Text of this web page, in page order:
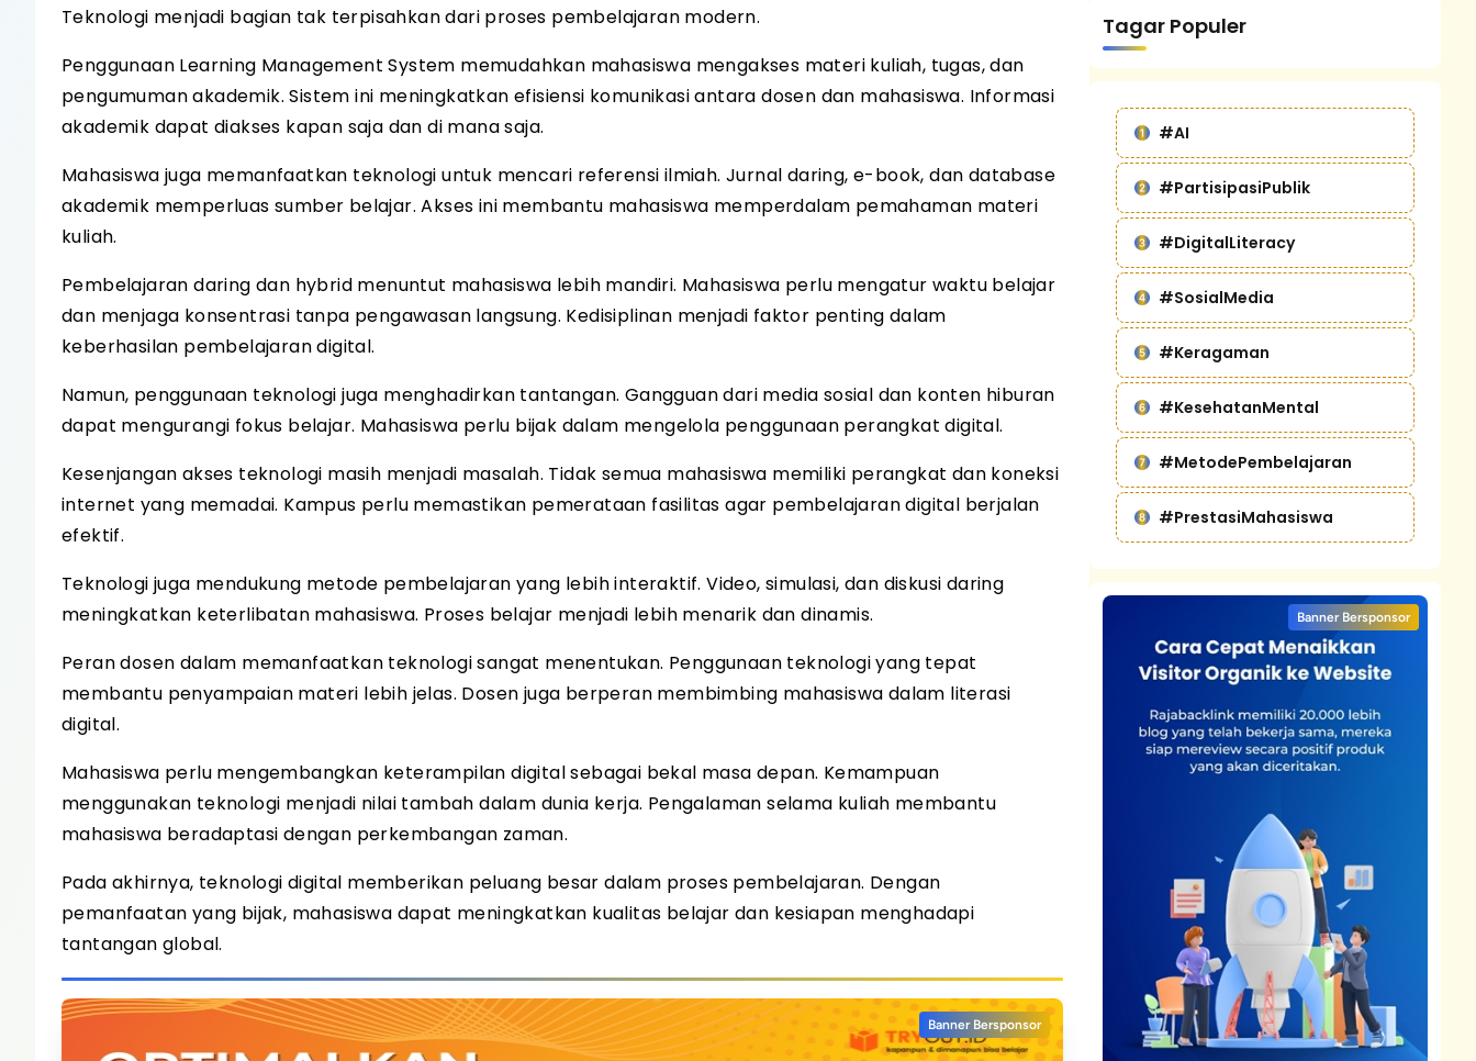
Teknologi menjadi bagian tak terpisahkan dari proses pembelajaran modern.
Penggunaan Learning Management System memudahkan mahasiswa mengakses materi kuliah, tugas, dan
pengumuman akademik. Sistem ini meningkatkan efisiensi komunikasi antara dosen dan mahasiswa. Informasi
akademik dapat diakses kapan saja dan di mana saja.
Mahasiswa juga memanfaatkan teknologi untuk mencari referensi ilmiah. Jurnal daring, e-book, dan database
akademik memperluas sumber belajar. Akses ini membantu mahasiswa memperdalam pemahaman materi
kuliah.
Pembelajaran daring dan hybrid menuntut mahasiswa lebih mandiri. Mahasiswa perlu mengatur waktu belajar
dan menjaga konsentrasi tanpa pengawasan langsung. Kedisiplinan menjadi faktor penting dalam
keberhasilan pembelajaran digital.
Namun, penggunaan teknologi juga menghadirkan tantangan. Gangguan dari media sosial dan konten hiburan
dapat mengurangi fokus belajar. Mahasiswa perlu bijak dalam mengelola penggunaan perangkat digital.
Kesenjangan akses teknologi masih menjadi masalah. Tidak semua mahasiswa memiliki perangkat dan koneksi
internet yang memadai. Kampus perlu memastikan pemerataan fasilitas agar pembelajaran digital berjalan
efektif.
Teknologi juga mendukung metode pembelajaran yang lebih interaktif. Video, simulasi, dan diskusi daring
meningkatkan keterlibatan mahasiswa. Proses belajar menjadi lebih menarik dan dinamis.
Peran dosen dalam memanfaatkan teknologi sangat menentukan. Penggunaan teknologi yang tepat
membantu penyampaian materi lebih jelas. Dosen juga berperan membimbing mahasiswa dalam literasi
digital.
Mahasiswa perlu mengembangkan keterampilan digital sebagai bekal masa depan. Kemampuan
menggunakan teknologi menjadi nilai tambah dalam dunia kerja. Pengalaman selama kuliah membantu
mahasiswa beradaptasi dengan perkembangan zaman.
Pada akhirnya, teknologi digital memberikan peluang besar dalam proses pembelajaran. Dengan
pemanfaatan yang bijak, mahasiswa dapat meningkatkan kualitas belajar dan kesiapan menghadapi
tantangan global.
Banner Bersponsor
Tagar Populer
#AI
#PartisipasiPublik
#DigitalLiteracy
#SosialMedia
#Keragaman
#KesehatanMental
#MetodePembelajaran
#PrestasiMahasiswa
Banner Bersponsor